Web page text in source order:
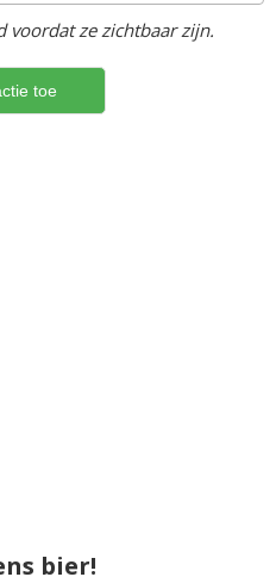
voordat ze zichtbaar zijn.
bier!